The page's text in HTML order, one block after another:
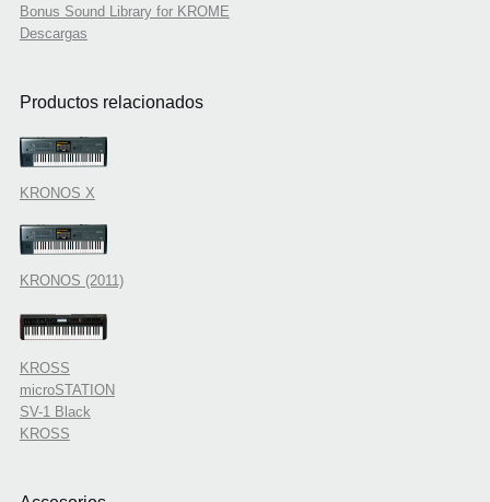
Bonus Sound Library for KROME
Descargas
Productos relacionados
KRONOS X
KRONOS (2011)
KROSS
microSTATION
SV-1 Black
KROSS